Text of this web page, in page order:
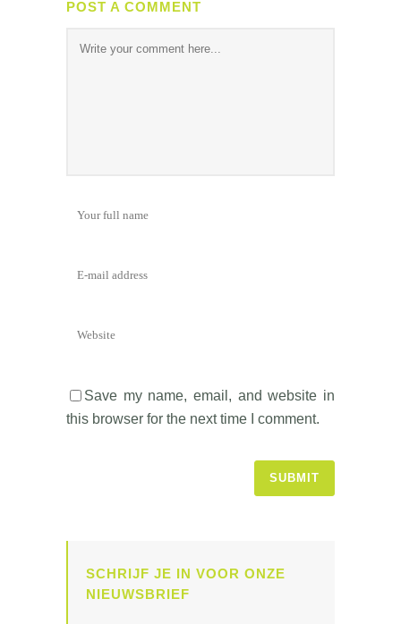
POST A COMMENT
Save my name, email, and website in
this browser for the next time I comment.
SCHRIJF JE IN VOOR ONZE
NIEUWSBRIEF